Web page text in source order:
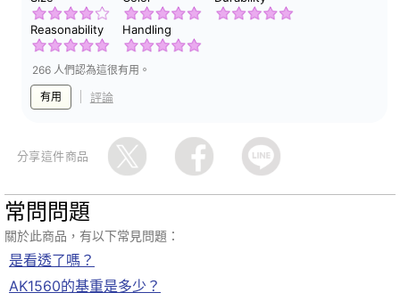
Reasonability Handling
266 人們認為這很有用。
有用 評論
分享這件商品
常問問題
關於此商品，有以下常見問題：
是看透了嗎？
AK1560的基重是多少？